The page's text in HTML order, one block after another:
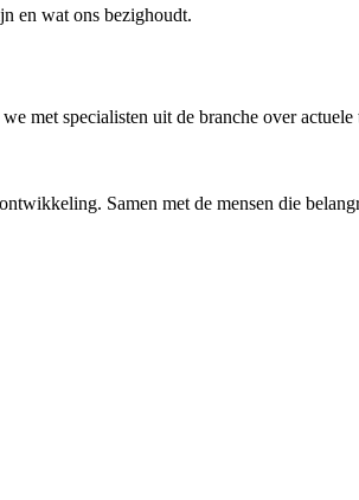
en wat ons bezighoudt.
met specialisten uit de branche over actuele
Samen met de mensen die